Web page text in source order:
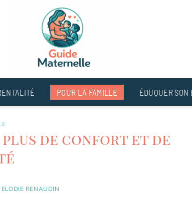
POUR LA FAMILLE ÉDUQUER SON
de confort et de
ELODIE RENAUDIN